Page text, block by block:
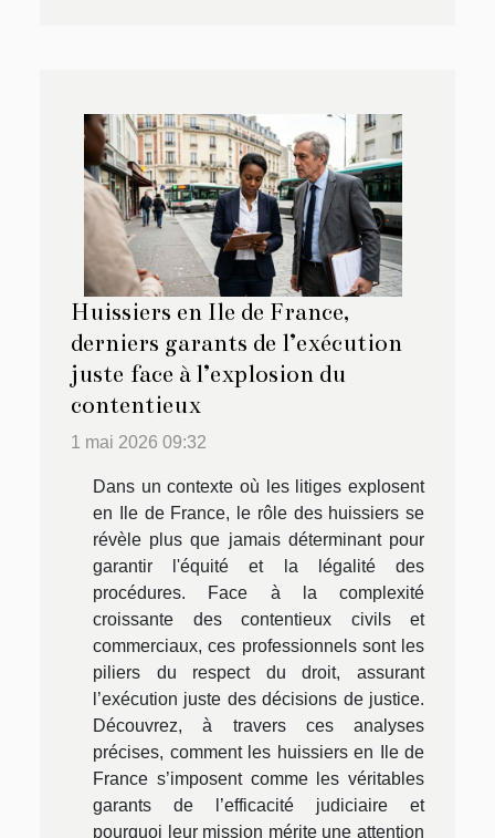
Huissiers en Ile de France,
derniers garants de l’exécution
juste face à l’explosion du
contentieux
1 mai 2026 09:32
Dans un contexte où les litiges explosent
en Ile de France, le rôle des huissiers se
révèle plus que jamais déterminant pour
garantir l'équité et la légalité des
procédures. Face à la complexité
croissante des contentieux civils et
commerciaux, ces professionnels sont les
piliers du respect du droit, assurant
l’exécution juste des décisions de justice.
Découvrez, à travers ces analyses
précises, comment les huissiers en Ile de
France s’imposent comme les véritables
garants de l’efficacité judiciaire et
pourquoi leur mission mérite une attention